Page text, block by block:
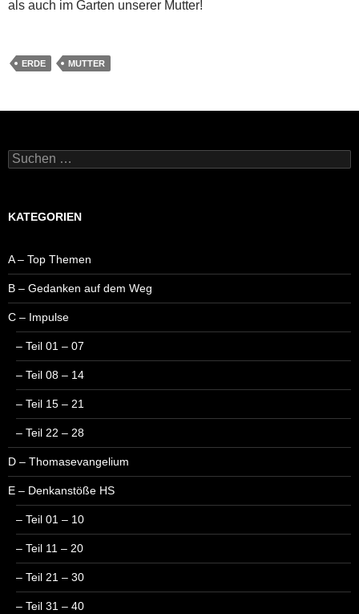
als auch im Garten unserer Mutter!
ERDE MUTTER
Suchen
nach:
KATEGORIEN
A – Top Themen
B – Gedanken auf dem Weg
C – Impulse
– Teil 01 – 07
– Teil 08 – 14
– Teil 15 – 21
– Teil 22 – 28
D – Thomasevangelium
E – Denkanstöße HS
– Teil 01 – 10
– Teil 11 – 20
– Teil 21 – 30
– Teil 31 – 40